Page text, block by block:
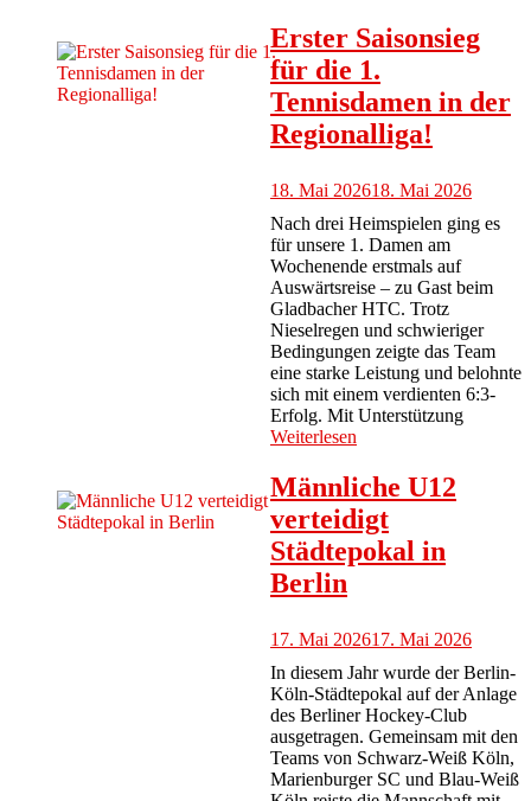
Erster Saisonsieg
für die 1.
Tennisdamen in der
Regionalliga!
18. Mai 202618. Mai 2026
Nach drei Heimspielen ging es
für unsere 1. Damen am
Wochenende erstmals auf
Auswärtsreise – zu Gast beim
Gladbacher HTC. Trotz
Nieselregen und schwieriger
Bedingungen zeigte das Team
eine starke Leistung und belohnte
sich mit einem verdienten 6:3-
Erfolg. Mit Unterstützung
Weiterlesen
Männliche U12
verteidigt
Städtepokal in
Berlin
17. Mai 202617. Mai 2026
In diesem Jahr wurde der Berlin-
Köln-Städtepokal auf der Anlage
des Berliner Hockey-Club
ausgetragen. Gemeinsam mit den
Teams von Schwarz-Weiß Köln,
Marienburger SC und Blau-Weiß